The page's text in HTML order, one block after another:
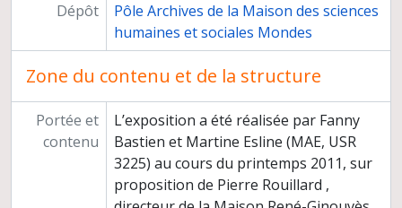
Dépôt
Pôle Archives de la Maison des sciences
humaines et sociales Mondes
Zone du contenu et de la structure
Portée et
contenu
L’exposition a été réalisée par Fanny
Bastien et Martine Esline (MAE, USR
3225) au cours du printemps 2011, sur
proposition de Pierre Rouillard ,